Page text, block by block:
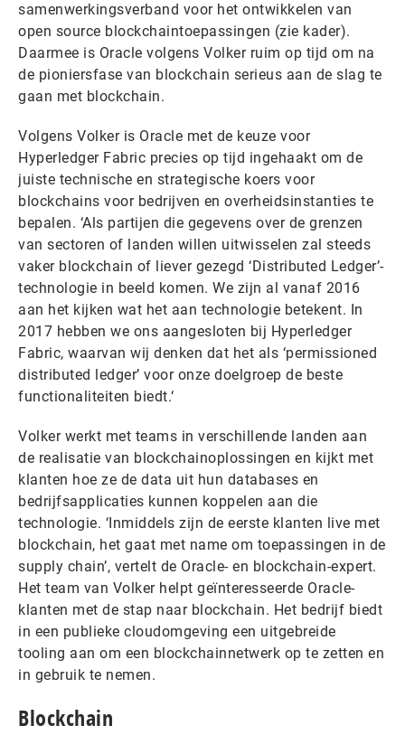
samenwerkingsverband voor het ontwikkelen van
open source blockchaintoepassingen (zie kader).
Daarmee is Oracle volgens Volker ruim op tijd om na
de pioniersfase van blockchain serieus aan de slag te
gaan met blockchain.
Volgens Volker is Oracle met de keuze voor
Hyperledger Fabric precies op tijd ingehaakt om de
juiste technische en strategische koers voor
blockchains voor bedrijven en overheidsinstanties te
bepalen. ‘Als partijen die gegevens over de grenzen
van sectoren of landen willen uitwisselen zal steeds
vaker blockchain of liever gezegd ‘Distributed Ledger’-
technologie in beeld komen. We zijn al vanaf 2016
aan het kijken wat het aan technologie betekent. In
2017 hebben we ons aangesloten bij Hyperledger
Fabric, waarvan wij denken dat het als ‘permissioned
distributed ledger’ voor onze doelgroep de beste
functionaliteiten biedt.‘
Volker werkt met teams in verschillende landen aan
de realisatie van blockchainoplossingen en kijkt met
klanten hoe ze de data uit hun databases en
bedrijfsapplicaties kunnen koppelen aan die
technologie. ‘Inmiddels zijn de eerste klanten live met
blockchain, het gaat met name om toepassingen in de
supply chain’, vertelt de Oracle- en blockchain-expert.
Het team van Volker helpt geïnteresseerde Oracle-
klanten met de stap naar blockchain. Het bedrijf biedt
in een publieke cloudomgeving een uitgebreide
tooling aan om een blockchainnetwerk op te zetten en
in gebruik te nemen.
Blockchain